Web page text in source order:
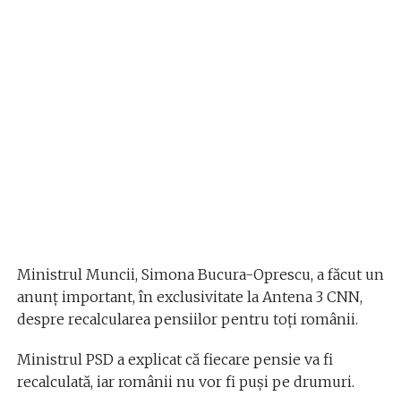
Ministrul Muncii, Simona Bucura-Oprescu, a făcut un
anunţ important, în exclusivitate la Antena 3 CNN,
despre recalcularea pensiilor pentru toţi românii.
Ministrul PSD a explicat că fiecare pensie va fi
recalculată, iar românii nu vor fi puşi pe drumuri.